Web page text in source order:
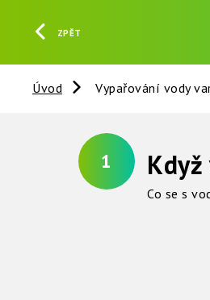
ZPĚT
Úvod Vypařování vody
1
Co se s